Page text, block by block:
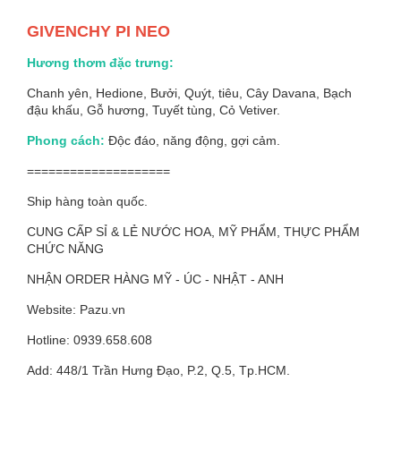
GIVENCHY PI NEO
Hương thơm đặc trưng:
Chanh yên, Hedione, Bưởi, Quýt, tiêu, Cây Davana, Bạch
đậu khấu, Gỗ hương, Tuyết tùng, Cỏ Vetiver.
Phong cách: Độc đáo, năng động, gợi cảm.
====================
Ship hàng toàn quốc.
CUNG CẤP SỈ & LẺ NƯỚC HOA, MỸ PHẨM, THỰC PHẨM
CHỨC NĂNG
NHẬN ORDER HÀNG MỸ - ÚC - NHẬT - ANH
Website: Pazu.vn
Hotline: 0939.658.608
Add: 448/1 Trần Hưng Đạo, P.2, Q.5, Tp.HCM.